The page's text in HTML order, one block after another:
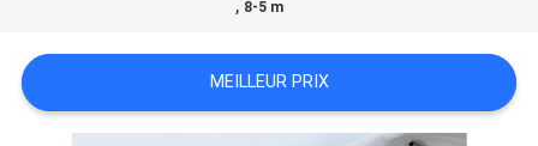
PLAN
, 8-5 m
MEILLEUR PRIX